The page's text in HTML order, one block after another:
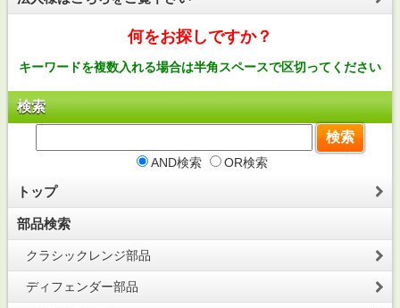
何をお探しですか？
キーワードを複数入れる場合は半角スペースで区切ってください
検索
AND検索 OR検索
トップ
部品検索
クラシックレンジ部品
ディフェンダー部品